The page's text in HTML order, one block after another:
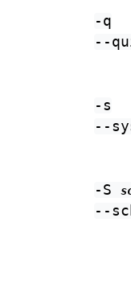
-q
--
-s
--
-S
--